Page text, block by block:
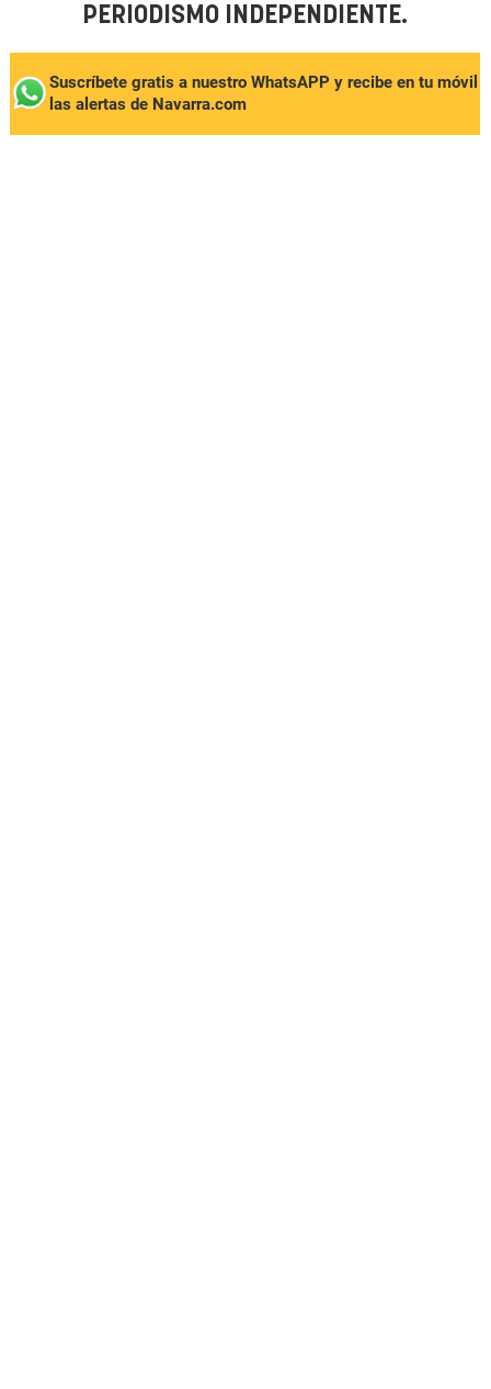
PERIODISMO INDEPENDIENTE.
Suscríbete gratis a nuestro WhatsAPP y recibe en tu móvil
las alertas de Navarra.com